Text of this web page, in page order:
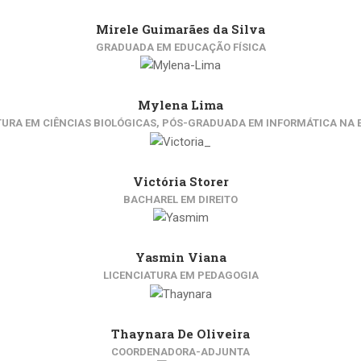
Mirele Guimarães da Silva
GRADUADA EM EDUCAÇÃO FÍSICA
Mylena Lima
EM CIÊNCIAS BIOLÓGICAS, PÓS-GRADUADA EM INFORMÁTICA NA
Victória Storer
BACHAREL EM DIREITO
Yasmin Viana
LICENCIATURA EM PEDAGOGIA
Thaynara De Oliveira
COORDENADORA-ADJUNTA